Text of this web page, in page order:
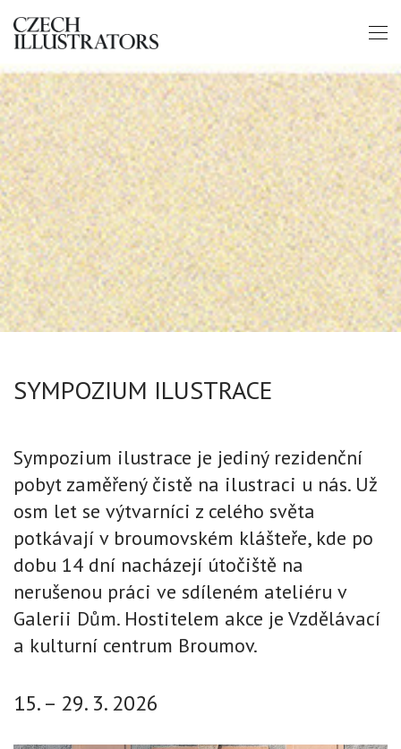
SYMPOZIUM ILUSTRACE
Sympozium ilustrace je jediný rezidenční
pobyt zaměřený čistě na ilustraci u nás. Už
osm let se výtvarníci z celého světa
potkávají v broumovském klášteře, kde po
dobu 14 dní nacházejí útočiště na
nerušenou práci ve sdíleném ateliéru v
Galerii Dům. Hostitelem akce je Vzdělávací
a kulturní centrum Broumov.
15. – 29. 3. 2026